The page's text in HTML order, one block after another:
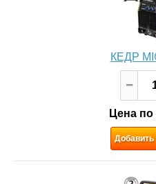
КЕДР
Цена по
Добавить